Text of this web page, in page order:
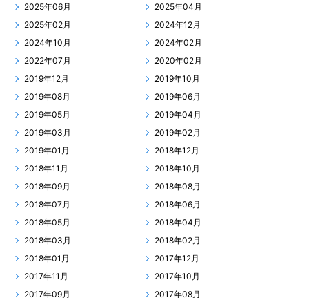
2025年06月
2025年04月
2025年02月
2024年12月
2024年10月
2024年02月
2022年07月
2020年02月
2019年12月
2019年10月
2019年08月
2019年06月
2019年05月
2019年04月
2019年03月
2019年02月
2019年01月
2018年12月
2018年11月
2018年10月
2018年09月
2018年08月
2018年07月
2018年06月
2018年05月
2018年04月
2018年03月
2018年02月
2018年01月
2017年12月
2017年11月
2017年10月
2017年09月
2017年08月